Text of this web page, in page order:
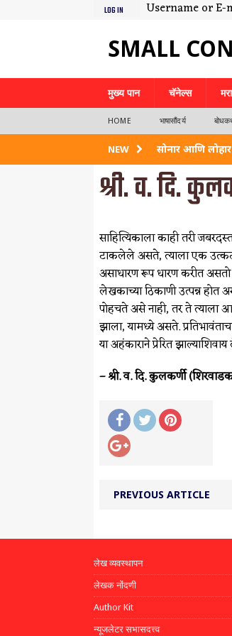
LOG IN Username or E-
SMALL
मुख्य पान चॅनेल्स
HOME भाषासौंदर्य
NEW सोनार आणि लोहार
नदीपार बोधकथा
भाव तेथे देव
स्वाभिमानाची जादू
प्रारब्ध बदलण्याचं
श्री. व. दि.
साहित्यिकाला काही तरी
टाकलेले असते, त्याला एक
असाधारण रूप धारण करीत
लेखकाच्या ठिकाणी उत्पन्न होत
पोहचते असे नाही, तर ते त्याला
झाला, यामध्ये असते.
या अहंकाराने प्रेरित
– श्री. व. दि. कुलकर्णी
PREVIOUS ARTICLE
लेख व्यवस्थापन
लेखक नोंदणी
Author Kit
न्यूजलेटर सभासदत्त्व